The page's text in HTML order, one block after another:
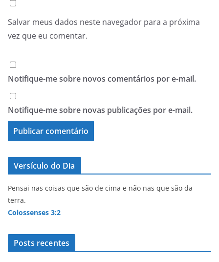
Salvar meus dados neste navegador para a próxima
vez que eu comentar.
Notifique-me sobre novos comentários por e-mail.
Notifique-me sobre novas publicações por e-mail.
Versículo do Dia
Pensai nas coisas que são de cima e não nas que são da
terra.
Colossenses 3:2
Posts recentes